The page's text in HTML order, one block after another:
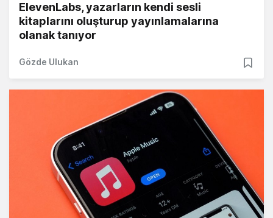
ElevenLabs, yazarların kendi sesli
kitaplarını oluşturup yayınlamalarına
olanak tanıyor
Gözde Ulukan